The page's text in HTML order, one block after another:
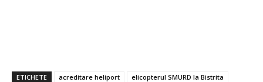
ETICHETE acreditare heliport
elicopterul SMURD la Bistrita